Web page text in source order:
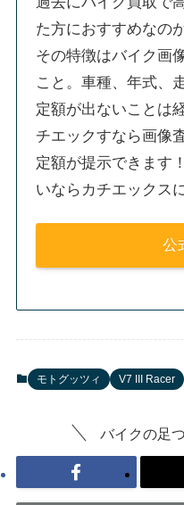
た方におすすめなの
その特徴はバイク画
こと。車種、年式、
定額が出ないことは
チエックすなら画像
定額が提示できます
いならカチエックス
公
モトグッツィ V7 III Racer
バイクの足